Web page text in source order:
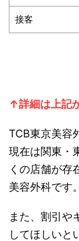
接客
↑詳細は上記
TCB東京美容
現在は関東・
くの店舗が存
美容外科です。
また、割引や
してほしいと